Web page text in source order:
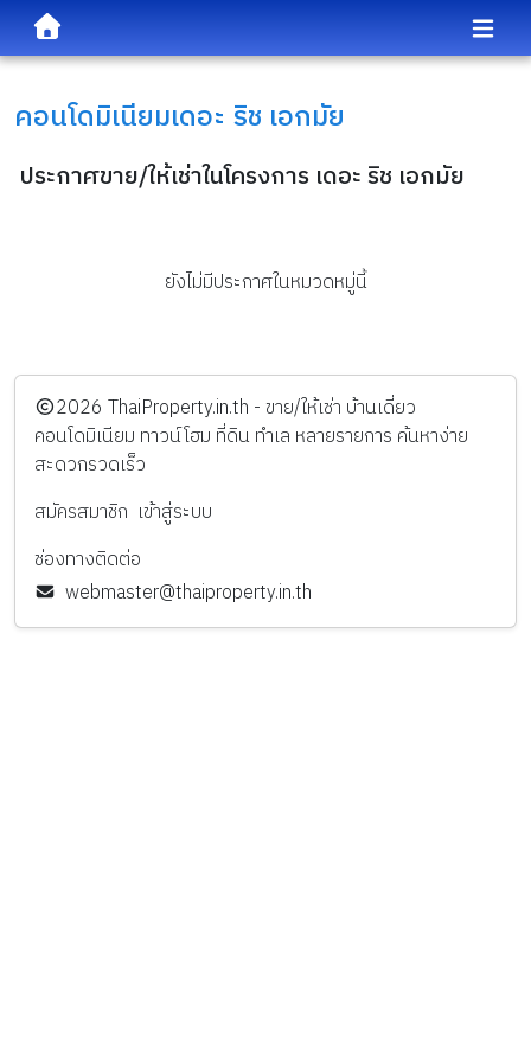
คอนโดมิเนียมเดอะ ริช เอกมัย
ประกาศขาย/ให้เช่าในโครงการ เดอะ ริช เอกมัย
ยังไม่มีประกาศในหมวดหมู่นี้
️2026 ThaiProperty.in.th - ขาย/ให้เช่า บ้านเดี่ยว
คอนโดมิเนียม ทาวน์โฮม ที่ดิน ทำเล หลายรายการ ค้นหาง่าย
สะดวกรวดเร็ว
สมัครสมาชิก เข้าสู่ระบบ
ช่องทางติดต่อ
webmaster@thaiproperty.in.th